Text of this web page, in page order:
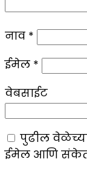
नाव *
ईमेल *
वेबसाईट
पुढील वेळेच्या
ईमेल आणि